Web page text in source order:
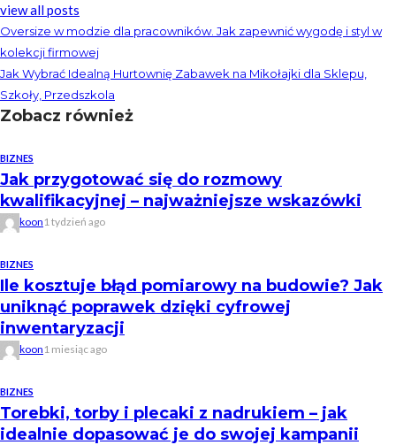
view all posts
Oversize w modzie dla pracowników. Jak zapewnić wygodę i styl w
kolekcji firmowej
Jak Wybrać Idealną Hurtownię Zabawek na Mikołajki dla Sklepu,
Szkoły, Przedszkola
Zobacz również
BIZNES
Jak przygotować się do rozmowy
kwalifikacyjnej – najważniejsze wskazówki
koon 1 tydzień ago
BIZNES
Ile kosztuje błąd pomiarowy na budowie? Jak
uniknąć poprawek dzięki cyfrowej
inwentaryzacji
koon 1 miesiąc ago
BIZNES
Torebki, torby i plecaki z nadrukiem – jak
idealnie dopasować je do swojej kampanii